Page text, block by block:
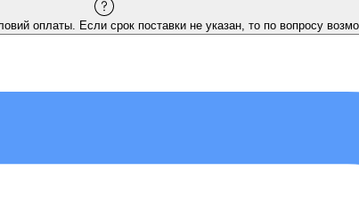
оплаты. Если срок поставки не указан, то по вопросу